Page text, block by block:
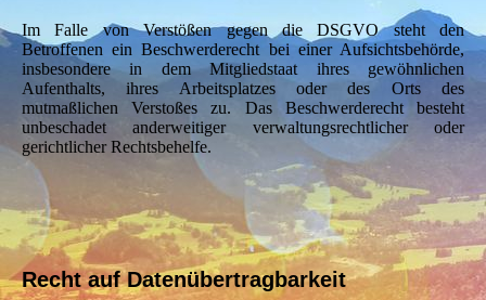
Im Falle von Verstößen gegen die DSGVO steht den
Betroffenen ein Beschwerderecht bei einer Aufsichtsbehörde,
insbesondere in dem Mitgliedstaat ihres gewöhnlichen
Aufenthalts, ihres Arbeitsplatzes oder des Orts des
mutmaßlichen Verstoßes zu. Das Beschwerderecht besteht
unbeschadet anderweitiger verwaltungsrechtlicher oder
gerichtlicher Rechtsbehelfe.
Recht auf Datenübertragbarkeit